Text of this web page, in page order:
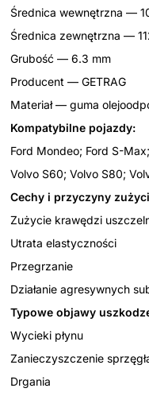
Średnica wewnętrzna —
Średnica zewnętrzna —
Grubość — 6.3 mm
Producent — GETRAG
Materiał — guma
Kompatybilne pojazdy:
Ford Mondeo; Ford S-
Volvo S60; Volvo S80;
Cechy i przyczyny
Zużycie krawędzi
Utrata elastyczności
Przegrzanie
Działanie agresywnych
Typowe objawy
Wycieki płynu
Zanieczyszczenie
Drgania